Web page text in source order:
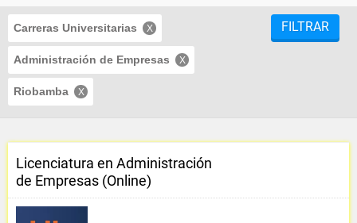
Carreras Universitarias
Administración de Empresas
Riobamba
FILTRAR
Licenciatura en Administración
de Empresas (Online)